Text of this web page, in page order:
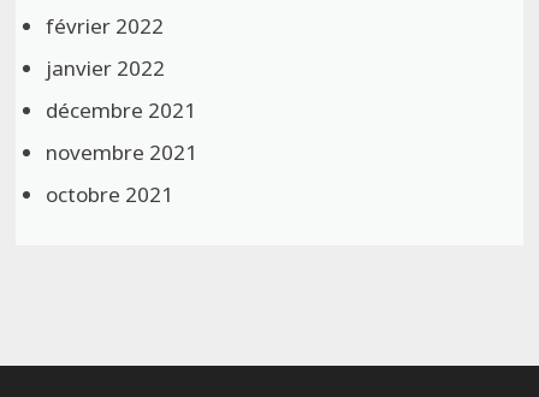
février 2022
janvier 2022
décembre 2021
novembre 2021
octobre 2021